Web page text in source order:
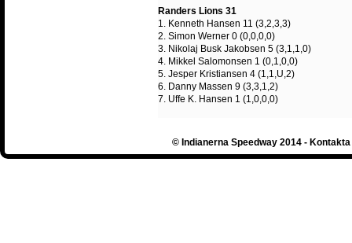
Randers Lions 31
1. Kenneth Hansen 11 (3,2,3,3)
2. Simon Werner 0 (0,0,0,0)
3. Nikolaj Busk Jakobsen 5 (3,1,1,0)
4. Mikkel Salomonsen 1 (0,1,0,0)
5. Jesper Kristiansen 4 (1,1,U,2)
6. Danny Massen 9 (3,3,1,2)
7. Uffe K. Hansen 1 (1,0,0,0)
© Indianerna Speedway 2014 -